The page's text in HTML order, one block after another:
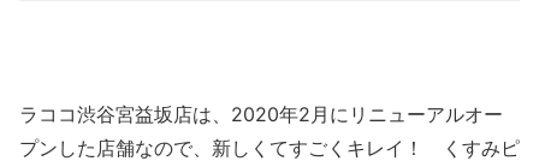
ラココ渋谷宮益坂店は、2020年2月にリニューアルオー
プンした店舗なので、新しくてすごくキレイ！ くすみピ